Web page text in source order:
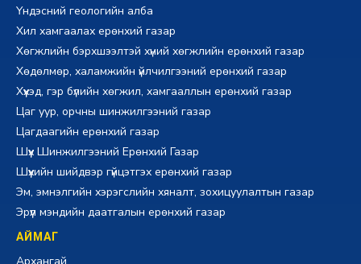
Үндэсний геологийн алба
Хил хамгаалах ерөнхий газар
Хөгжлийн бэрхшээлтэй хүний хөгжлийн ерөнхий газар
Хөдөлмөр, халамжийн үйлчилгээний ерөнхий газар
Хүүхэд, гэр бүлийн хөгжил, хамгааллын ерөнхий газар
Цаг уур, орчны шинжилгээний газар
Цагдаагийн ерөнхий газар
Шүүх Шинжилгээний Ерөнхий Газар
Шүүхийн шийдвэр гүйцэтгэх ерөнхий газар
Эм, эмнэлгийн хэрэгслийн хяналт, зохицуулалтын газар
Эрүүл мэндийн даатгалын ерөнхий газар
АЙМАГ